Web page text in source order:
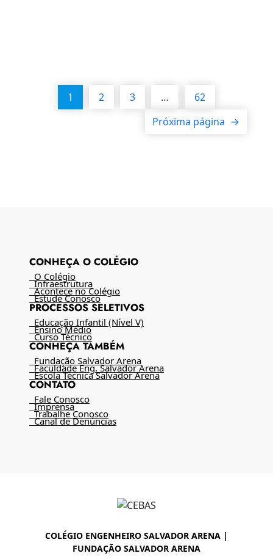
1 2 3 …
62
Próxima página →
CONHEÇA O COLÉGIO
O Colégio
Infraestrutura
Acontece no Colégio
Estude Conosco
PROCESSOS SELETIVOS
Educação Infantil (Nível V)
Ensino Médio
Curso Técnico
CONHEÇA TAMBÉM
Fundação Salvador Arena
Faculdade Eng. Salvador Arena
Escola Técnica Salvador Arena
CONTATO
Fale Conosco
Imprensa
Trabalhe Conosco
Canal de Denúncias
COLÉGIO ENGENHEIRO SALVADOR ARENA |
FUNDAÇÃO SALVADOR ARENA